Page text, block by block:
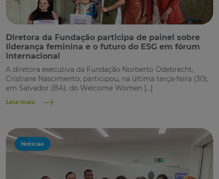
Diretora da Fundação participa de painel sobre
liderança feminina e o futuro do ESG em fórum
internacional
A diretora executiva da Fundação Norberto Odebrecht,
Cristiane Nascimento, participou, na última terça-feira (30),
em Salvador (BA), do Welcome Women […]
Leia mais
Notícias